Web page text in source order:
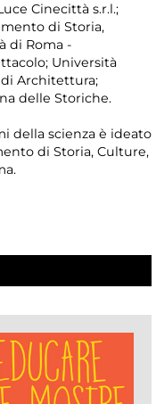
Cinecittà s.r.l.;
di Storia,
di Roma -
Università
Architettura;
delle Storiche.
della scienza è ideato
di Storia, Culture,